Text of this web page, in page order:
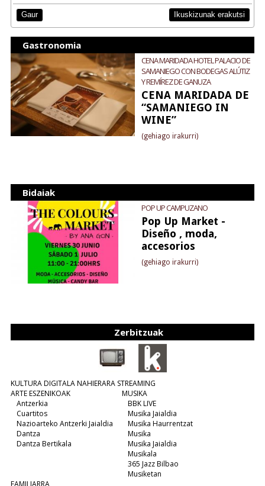
Gaur Ikuskizunak erakutsi
Gastronomia
CENA MARIDADA HOTEL PALACIO DE
SAMANIEGO CON BODEGAS ALÚTIZ
Y REMÍREZ DE GANUZA
CENA MARIDADA DE
“SAMANIEGO IN
WINE”
(gehiago irakurri)
Bidaiak
POP UP CAMPUZANO
Pop Up Market -
Diseño , moda,
accesorios
(gehiago irakurri)
Zerbitzuak
KULTURA DIGITALA NAHIERARA STREAMING
ARTE ESZENIKOAK
Antzerkia
Cuartitos
Nazioarteko Antzerki Jaialdia
Dantza
Dantza Bertikala
MUSIKA
BBK LIVE
Musika Jaialdia
Musika Haurrentzat
Musika
Musika Jaialdia
Musikala
365 Jazz Bilbao
Musiketan